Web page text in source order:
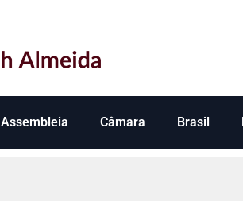
Assembleia Câmara Brasil